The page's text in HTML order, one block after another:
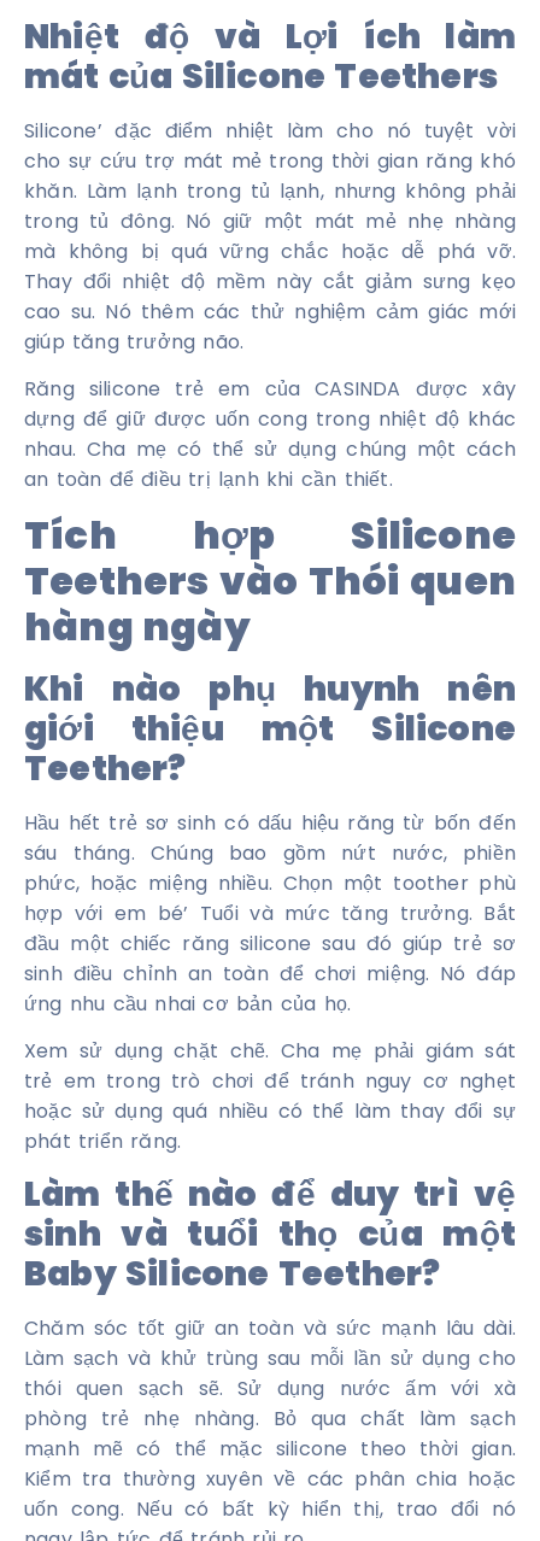
Nhiệt độ và Lợi ích làm
mát của Silicone Teethers
Silicone’ đặc điểm nhiệt làm cho nó tuyệt vời
cho sự cứu trợ mát mẻ trong thời gian răng khó
khăn. Làm lạnh trong tủ lạnh, nhưng không phải
trong tủ đông. Nó giữ một mát mẻ nhẹ nhàng
mà không bị quá vững chắc hoặc dễ phá vỡ.
Thay đổi nhiệt độ mềm này cắt giảm sưng kẹo
cao su. Nó thêm các thử nghiệm cảm giác mới
giúp tăng trưởng não.
Răng silicone trẻ em của CASINDA được xây
dựng để giữ được uốn cong trong nhiệt độ khác
nhau. Cha mẹ có thể sử dụng chúng một cách
an toàn để điều trị lạnh khi cần thiết.
Tích hợp Silicone
Teethers vào Thói quen
hàng ngày
Khi nào phụ huynh nên
giới thiệu một Silicone
Teether?
Hầu hết trẻ sơ sinh có dấu hiệu răng từ bốn đến
sáu tháng. Chúng bao gồm nứt nước, phiền
phức, hoặc miệng nhiều. Chọn một toother phù
hợp với em bé’ Tuổi và mức tăng trưởng. Bắt
đầu một chiếc răng silicone sau đó giúp trẻ sơ
sinh điều chỉnh an toàn để chơi miệng. Nó đáp
ứng nhu cầu nhai cơ bản của họ.
Xem sử dụng chặt chẽ. Cha mẹ phải giám sát
trẻ em trong trò chơi để tránh nguy cơ nghẹt
hoặc sử dụng quá nhiều có thể làm thay đổi sự
phát triển răng.
Làm thế nào để duy trì vệ
sinh và tuổi thọ của một
Baby Silicone Teether?
Chăm sóc tốt giữ an toàn và sức mạnh lâu dài.
Làm sạch và khử trùng sau mỗi lần sử dụng cho
thói quen sạch sẽ. Sử dụng nước ấm với xà
phòng trẻ nhẹ nhàng. Bỏ qua chất làm sạch
mạnh mẽ có thể mặc silicone theo thời gian.
Kiểm tra thường xuyên về các phân chia hoặc
uốn cong. Nếu có bất kỳ hiển thị, trao đổi nó